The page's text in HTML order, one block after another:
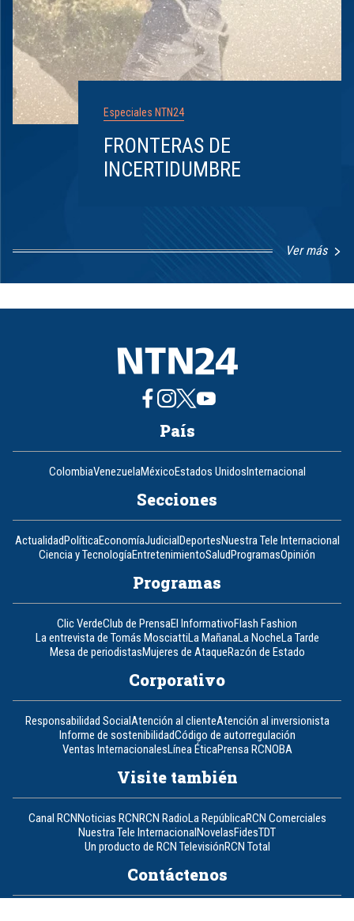
Especiales NTN24
FRONTERAS DE
INCERTIDUMBRE
Ver más
1
8
País
ColombiaVenezuelaMéxicoEstados UnidosInternacional
Secciones
ActualidadPolíticaEconomíaJudicialDeportesNuestra Tele Internacional
Ciencia y TecnologíaEntretenimientoSaludProgramasOpinión
Programas
Clic VerdeClub de PrensaEl InformativoFlash Fashion
La entrevista de Tomás MosciattiLa MañanaLa NocheLa Tarde
Mesa de periodistasMujeres de AtaqueRazón de Estado
Corporativo
Responsabilidad SocialAtención al clienteAtención al inversionista
Informe de sostenibilidadCódigo de autorregulación
Ventas InternacionalesLínea ÉticaPrensa RCNOBA
Visite también
Canal RCNNoticias RCNRCN RadioLa RepúblicaRCN Comerciales
Nuestra Tele InternacionalNovelasFidesTDT
Un producto de RCN TelevisiónRCN Total
Contáctenos